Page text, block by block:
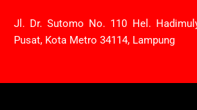
Jl. Dr. Sutomo No. 110 Hel.
Pusat, Kota Metro 34114, Lampung